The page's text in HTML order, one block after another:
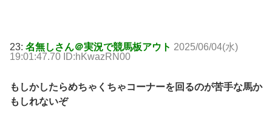
23: 名無しさん＠実況で競馬板アウト 2025/06/04(水)
19:01:47.70 ID:hKwazRN00
もしかしたらめちゃくちゃコーナーを回るのが苦手な馬か
もしれないぞ